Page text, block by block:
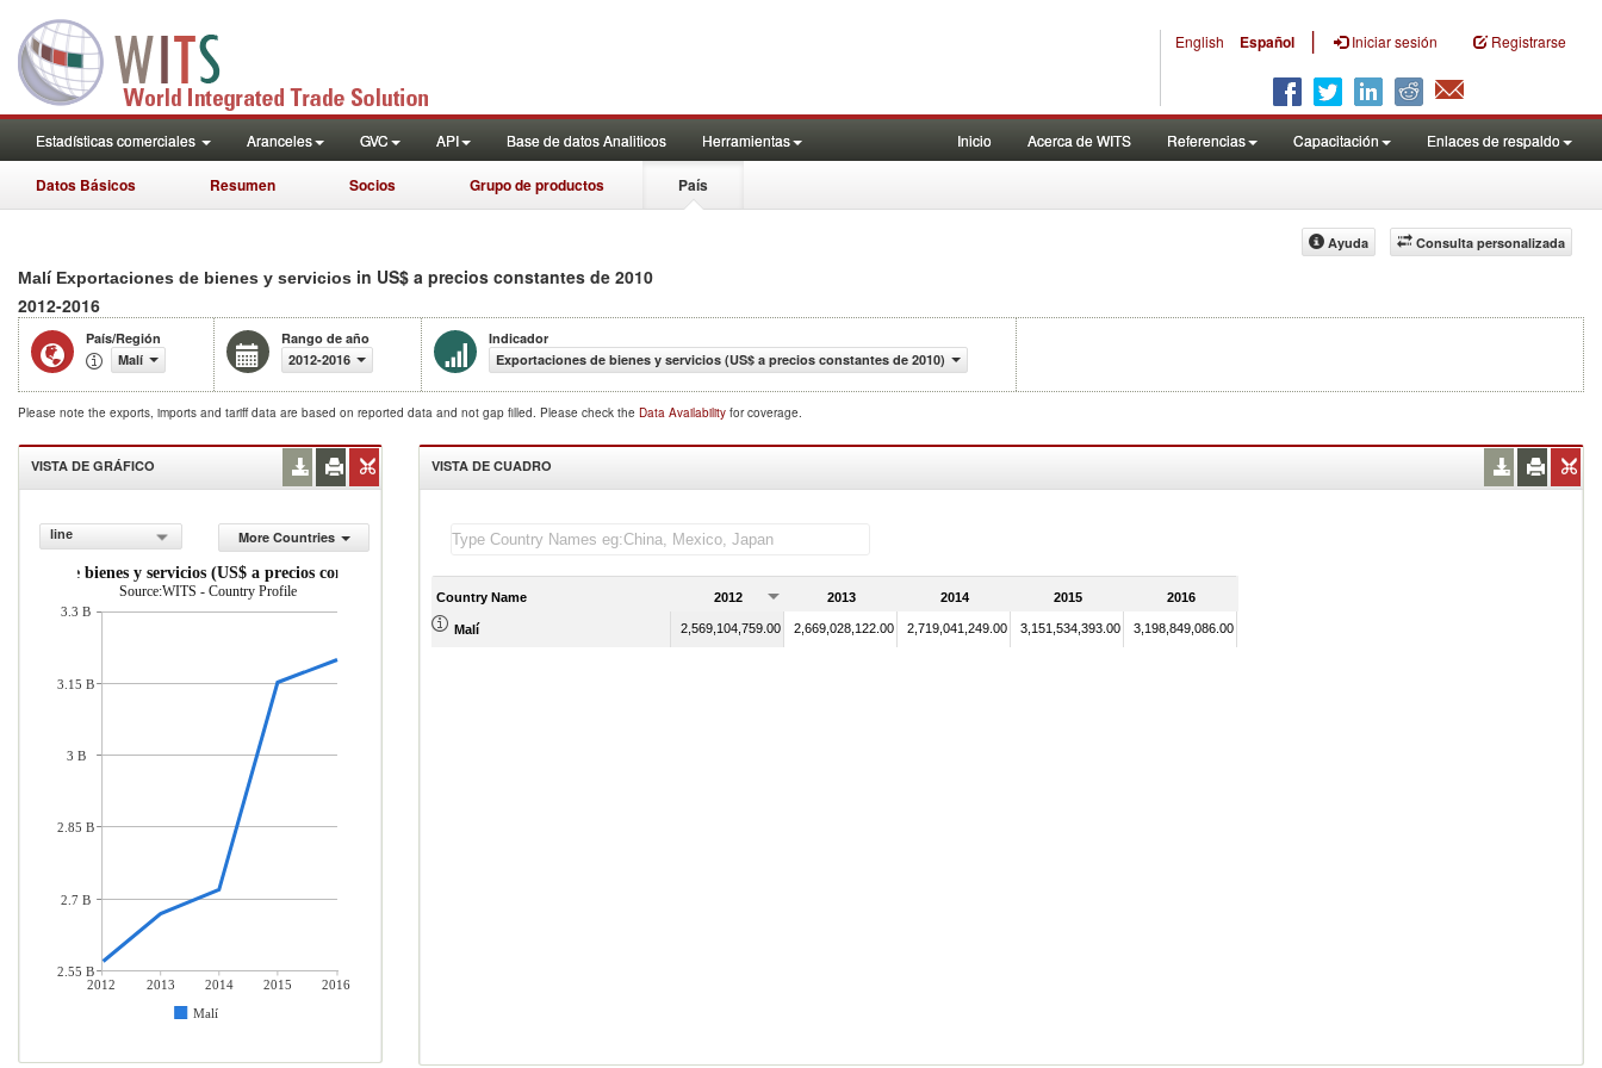
English Español | Iniciar sesión Registrarse
Estadísticas comerciales Aranceles GVC API Base de datos Analiticos Herramientas Inicio Acerca de WITS Referencias Capacitación Enlaces de respaldo
Datos Básicos Resumen Socios Grupo de productos País
Consulta personalizada
Ayuda
Malí Exportaciones de bienes y servicios in US$ a precios constantes de 2010
2012-2016
País/Región
Malí
Rango de año
2012-2016
Indicador
Exportaciones de bienes y servicios (US$ a precios constantes de 2010)
Please note the exports, imports and tariff data are based on reported data and not gap filled. Please check the Data Availability for coverage.
VISTA DE GRÁFICO
line
More Countries
de bienes y servicios (US$ a precios constantes de 2010)
Source:WITS - Country Profile
2012 2013 2014 2015
2016
Malí
3.3 B
3.15 B
3 B
2.85 B
2.7 B
2.55 B
VISTA DE CUADRO
Country Name 2012 2013 2014 2015 2016
Malí 2,569,104,759.00 2,669,028,122.00 2,719,041,249.00 3,151,534,393.00 3,198,849,086.00